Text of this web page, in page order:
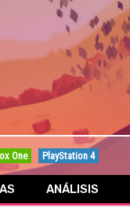
One PlayStation 4
ANÁLISIS